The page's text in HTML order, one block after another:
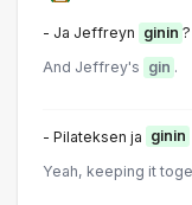
- Ja Jeffreyn ginin ?
And Jeffrey's gin .
- Pilateksen ja ginin
Yeah, keeping it